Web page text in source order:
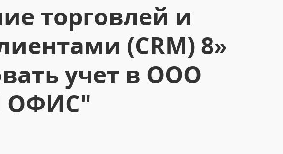
торговлей и
(CRM) 8»
учет в ООО
ОФИС"